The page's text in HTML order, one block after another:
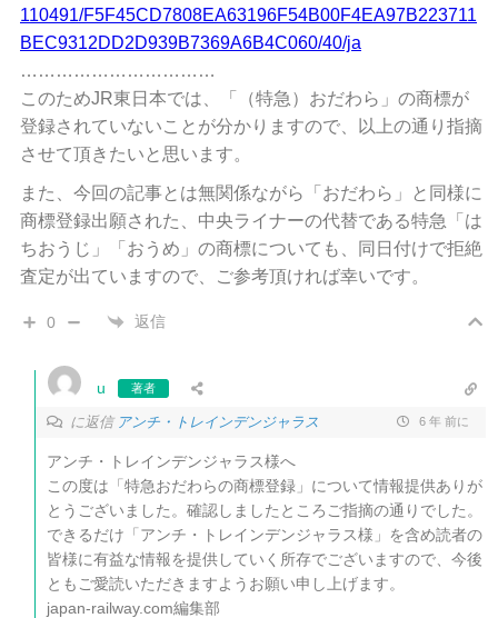
110491/F5F45CD7808EA63196F54B00F4EA97B223711
BEC9312DD2D939B7369A6B4C060/40/ja
このためJR東日本では、「（特急）おだわら」の商標が
登録されていないことが分かりますので、以上の通り指摘
させて頂きたいと思います。
また、今回の記事とは無関係ながら「おだわら」と同様に
商標登録出願された、中央ライナーの代替である特急「は
ちおうじ」「おうめ」の商標についても、同日付けで拒絶
査定が出ていますので、ご参考頂ければ幸いです。
0 返信
u 著者
に返信 アンチ・トレインデンジャラス 6 年 前に
アンチ・トレインデンジャラス様へ
この度は「特急おだわらの商標登録」について情報提供ありが
とうございました。確認しましたところご指摘の通りでした。
できるだけ「アンチ・トレインデンジャラス様」を含め読者の
皆様に有益な情報を提供していく所存でございますので、今後
ともご愛読いただきますようお願い申し上げます。
japan-railway.com編集部